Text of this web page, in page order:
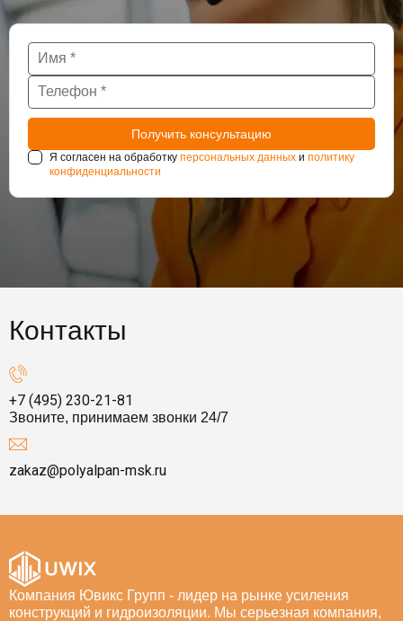
Я согласен на обработку персональных данных и политику
конфиденциальности
Контакты
+7 (495) 230-21-81
Звоните, принимаем звонки 24/7
zakaz@polyalpan-msk.ru
Компания Ювикс Групп - лидер на рынке усиления
конструкций и гидроизоляции. Мы серьезная компания,